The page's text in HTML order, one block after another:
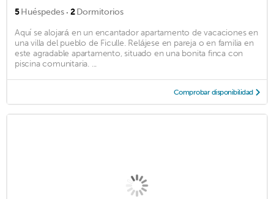
5Huéspedes · 2Dormitorios
Aquí se alojará en un encantador apartamento de vacaciones en
una villa del pueblo de Ficulle. Relájese en pareja o en familia en
este agradable apartamento, situado en una bonita finca con
piscina comunitaria. ...
Comprobar disponibilidad